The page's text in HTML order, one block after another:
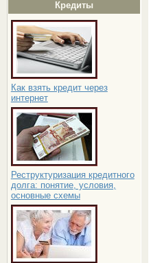
Кредиты
Как взять кредит через
интернет
Реструктуризация кредитного
долга: понятие, условия,
основные схемы